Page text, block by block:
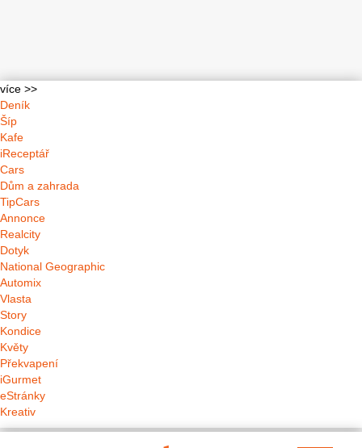
více >>
Deník
Šíp
Kafe
iReceptář
Cars
Dům a zahrada
TipCars
Annonce
Realcity
Dotyk
National Geographic
Automix
Vlasta
Story
Kondice
Květy
Překvapení
iGurmet
eStránky
Kreativ